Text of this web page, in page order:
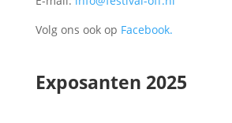
Volg ons ook op Facebook.
Exposanten 2025